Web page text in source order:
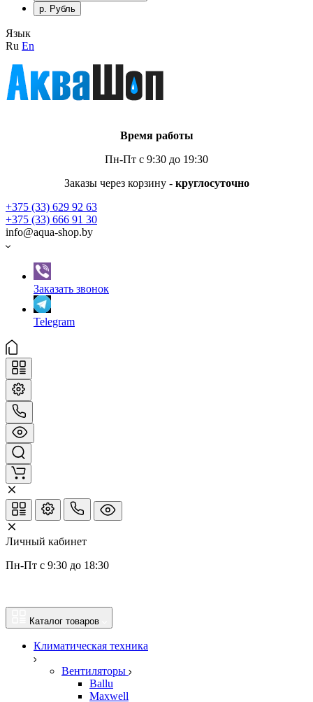
р. Рубль
Язык
Ru En
Время работы
Пн-Пт с 9:30 до 19:30
Заказы через корзину - круглосуточно
+375 (33) 629 92 63
+375 (33) 666 91 30
info@aqua-shop.by
Заказать звонок
Telegram
Личный кабинет
Пн-Пт с 9:30 до 18:30
Каталог товаров
Климатическая техника
Вентиляторы
Ballu
Maxwell